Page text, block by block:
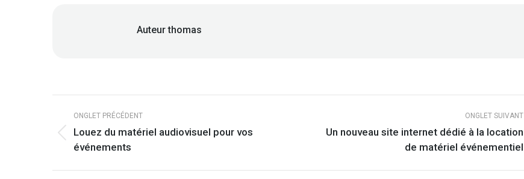
Auteurthomas
commentaire
ONGLET PRÉCÉDENT
Onglet
précédent
Louez du matériel audiovisuel pour vos
événements
ONGLET SUIVANT
Onglet
Un nouveau site internet dédié à la location
de matériel événementiel